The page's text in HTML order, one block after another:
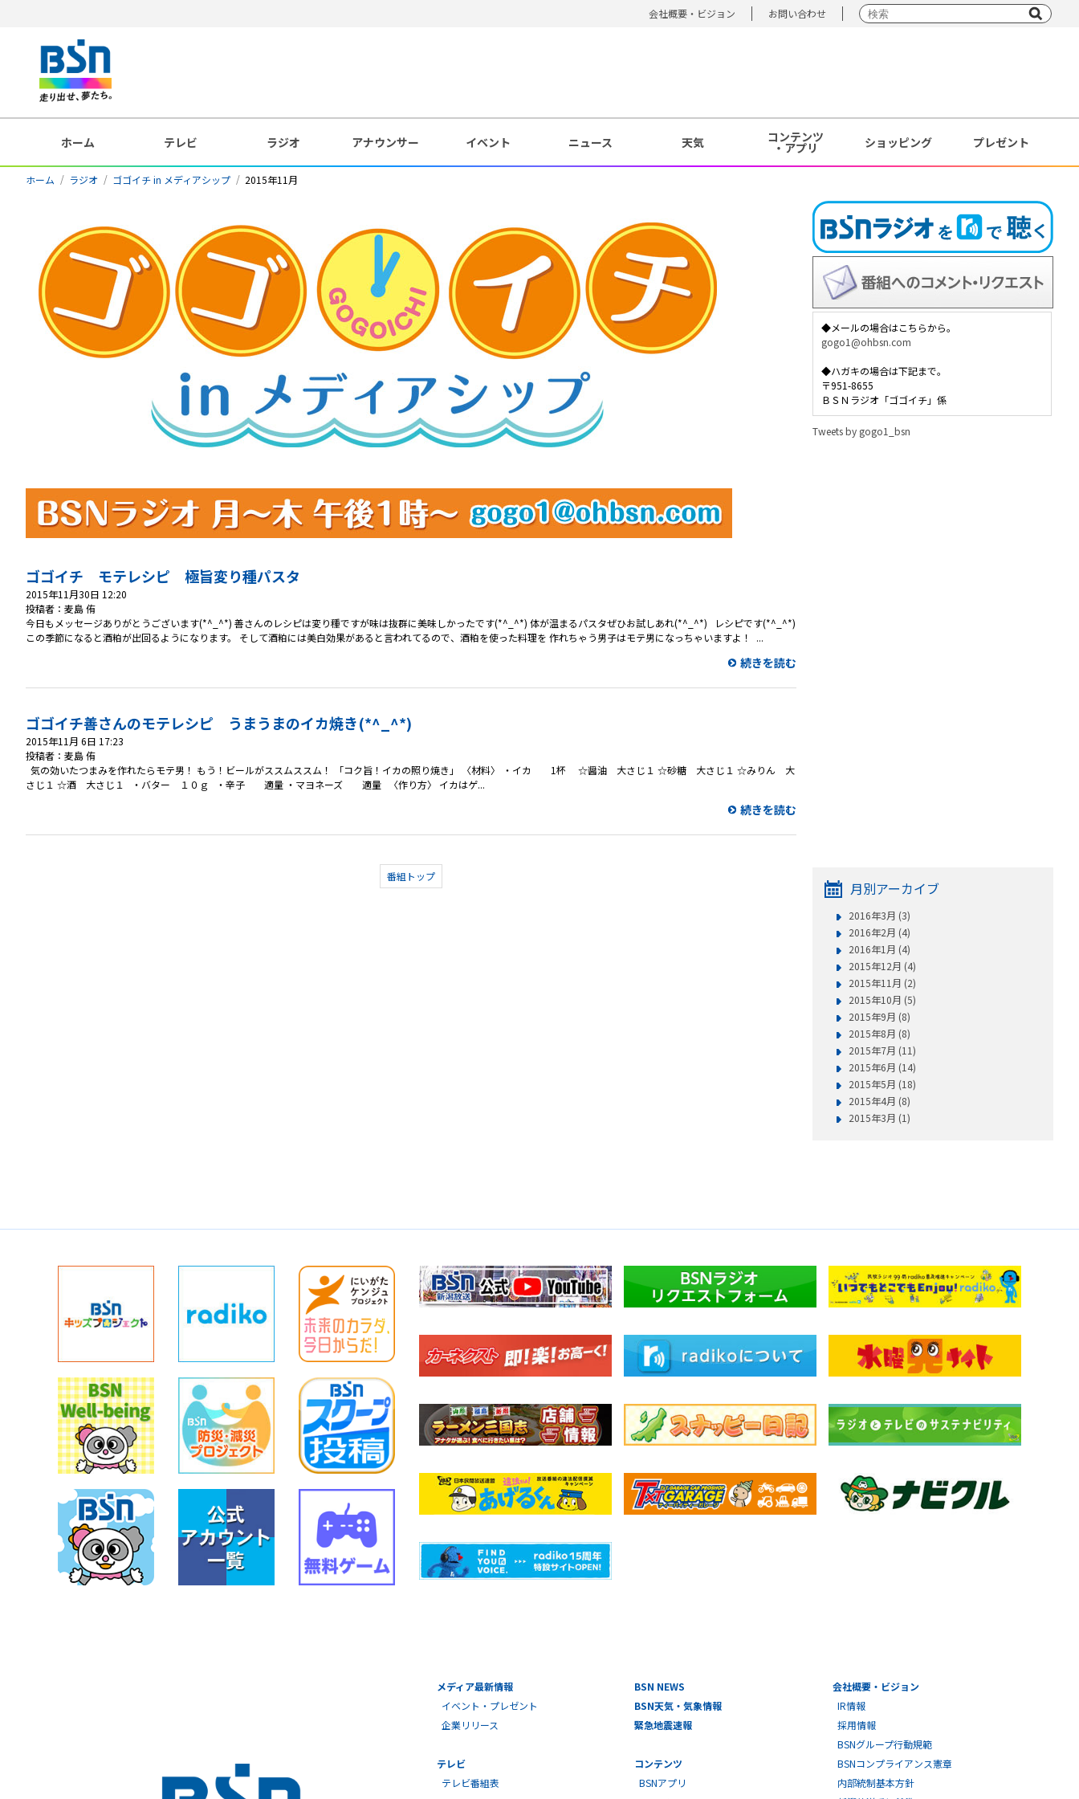
会社概要・ビジョン お問い合わせ
ホーム テレビ ラジオ アナウンサー イベント ニュース 天気 コンテンツ
・アプリ ショッピング プレゼント
ホーム ラジオ ゴゴイチ in メディアシップ 2015年11月
ゴゴイチ モテレシピ 極旨変り種パスタ
2015年11月30日 12:20
投稿者：麦島 侑
今日もメッセージありがとうございます(*^_^*) 善さんのレシピは変り種ですが味は抜群に美味しかったです(*^_^*) 体が温まるパスタぜひお試しあれ(*^_^*) レシピです(*^_^*)
この季節になると酒粕が出回るようになります。 そして酒粕には美白効果があると言われてるので、酒粕を使った料理を 作れちゃう男子はモテ男になっちゃいますよ！ ...
続きを読む
ゴゴイチ善さんのモテレシピ うまうまのイカ焼き(*^_^*)
2015年11月 6日 17:23
投稿者：麦島 侑
気の効いたつまみを作れたらモテ男！ もう！ビールがススムススム！ 「コク旨！イカの照り焼き」 〈材料〉 ・イカ 1杯 ☆醤油 大さじ１ ☆砂糖 大さじ１ ☆みりん 大
さじ１ ☆酒 大さじ１ ・バター １０ｇ ・辛子 適量 ・マヨネーズ 適量 〈作り方〉 イカはゲ...
続きを読む
番組トップ
◆メールの場合はこちらから。
gogo1@ohbsn.com
◆ハガキの場合は下記まで。
〒951-8655
ＢＳＮラジオ「ゴゴイチ」係
Tweets by gogo1_bsn
月別アーカイブ
2016年3月 (3)
2016年2月 (4)
2016年1月 (4)
2015年12月 (4)
2015年11月 (2)
2015年10月 (5)
2015年9月 (8)
2015年8月 (8)
2015年7月 (11)
2015年6月 (14)
2015年5月 (18)
2015年4月 (8)
2015年3月 (1)
メディア最新情報
イベント・プレゼント
企業リリース
テレビ
テレビ番組表
BSN NEWS
BSN天気・気象情報
緊急地震速報
コンテンツ
BSNアプリ
会社概要・ビジョン
IR情報
採用情報
BSNグループ行動規範
BSNコンプライアンス憲章
内部統制基本方針